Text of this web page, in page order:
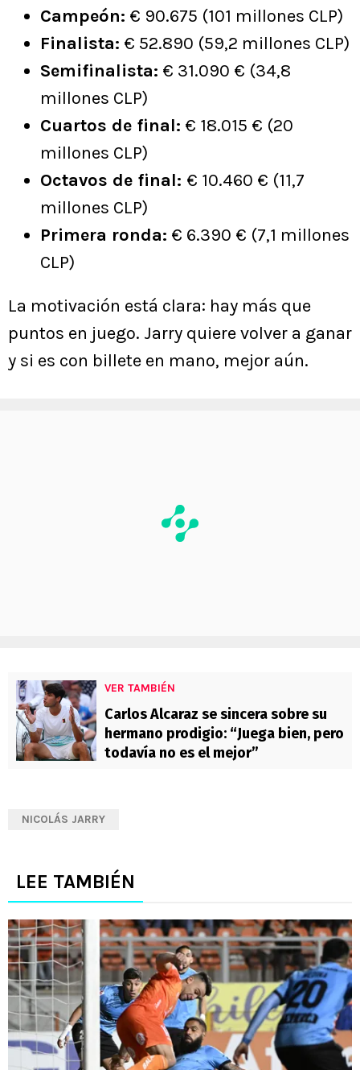
Campeón: € 90.675 (101 millones CLP)
Finalista: € 52.890 (59,2 millones CLP)
Semifinalista: € 31.090 € (34,8
millones CLP)
Cuartos de final: € 18.015 € (20
millones CLP)
Octavos de final: € 10.460 € (11,7
millones CLP)
Primera ronda: € 6.390 € (7,1 millones
CLP)
La motivación está clara: hay más que
puntos en juego. Jarry quiere volver a ganar
y si es con billete en mano, mejor aún.
VER TAMBIÉN
Carlos Alcaraz se sincera sobre su
hermano prodigio: “Juega bien, pero
todavía no es el mejor”
NICOLÁS JARRY
LEE TAMBIÉN